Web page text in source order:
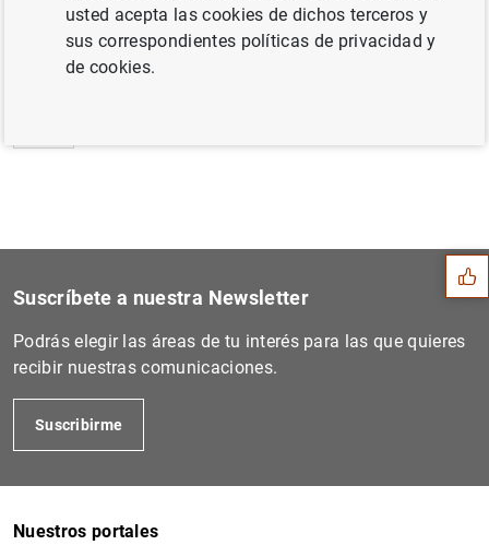
Siguiente
El principal índice de refe...
Sugerencias
Suscríbete a nuestra Newsletter
Podrás elegir las áreas de tu interés para las que quieres
recibir nuestras comunicaciones.
Suscribirme
Nuestros portales
usted acepta las cookies de dichos terceros y
sus correspondientes políticas de privacidad y
de cookies.